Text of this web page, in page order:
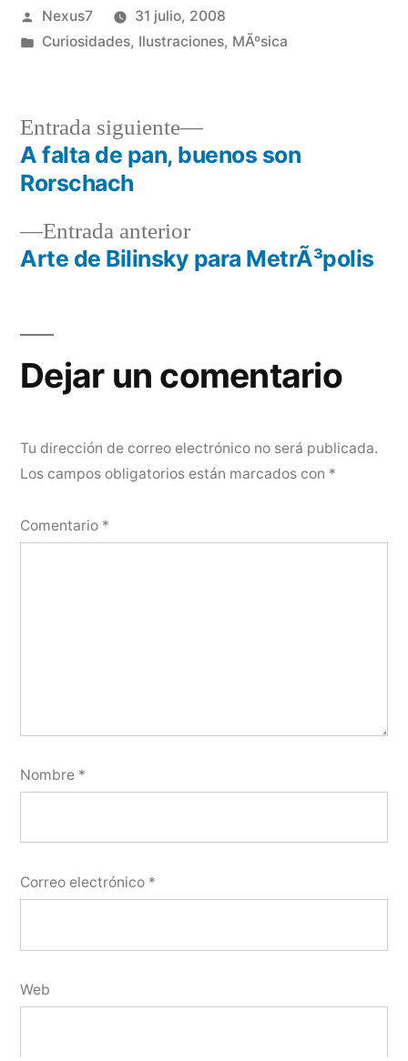
Publicado
por
Nexus7
31 julio, 2008
Publicado
Curiosidades, Ilustraciones, MÃºsica
Navegación
entradas
Entrada anteriorEntrada
anterior:
Arte de Bilinsky para MetrÃ³polis
Entrada siguiente
Entrada
siguiente:
A falta de pan, buenos son
Rorschach
Dejar un comentario
Tu dirección de correo electrónico no será publicada.
Los campos obligatorios están marcados con *
Comentario *
Nombre *
Correo electrónico *
Web